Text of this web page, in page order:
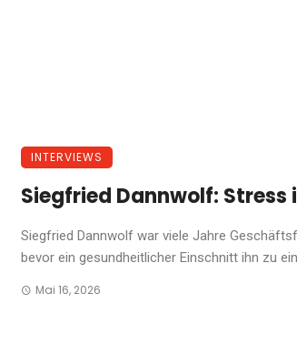
INTERVIEWS
Siegfried Dannwolf: Stress
Siegfried Dannwolf war viele Jahre
bevor ein gesundheitlicher Einschnitt ihn zu
Mai 16, 2026